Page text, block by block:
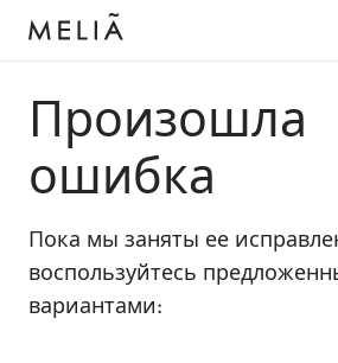
Произошла
ошибка
Пока мы заняты ее
воспользуйтесь
вариантами: